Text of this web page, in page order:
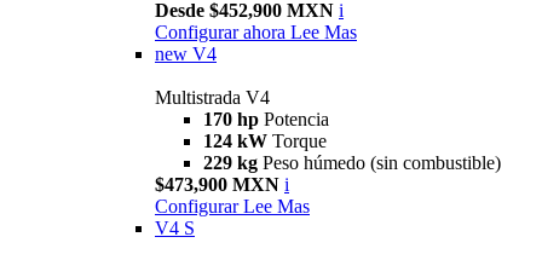
Desde $452,900 MXN i
Configurar ahora Lee Mas
new V4
Multistrada V4
170 hp Potencia
124 kW Torque
229 kg Peso húmedo (sin combustible)
$473,900 MXN i
Configurar Lee Mas
V4 S